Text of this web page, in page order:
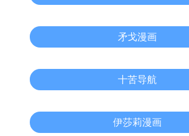
矛戈漫画
十苦导航
伊莎莉漫画